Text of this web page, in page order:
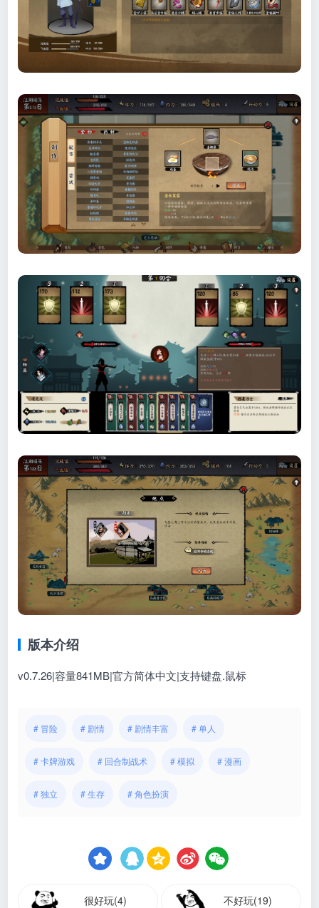
版本介绍
v0.7.26|容量841MB|官方简体中文|支持键盘.鼠标
# 冒险 # 剧情 # 剧情丰富 # 单人
# 卡牌游戏 # 回合制战术 # 模拟 # 漫画
# 独立 # 生存 # 角色扮演
很好玩(4) 不好玩(19)